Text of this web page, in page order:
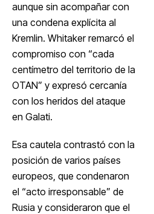
aunque sin acompañar con
una condena explícita al
Kremlin. Whitaker remarcó el
compromiso con “cada
centímetro del territorio de la
OTAN” y expresó cercanía
con los heridos del ataque
en Galati.
Esa cautela contrastó con la
posición de varios países
europeos, que condenaron
el “acto irresponsable” de
Rusia y consideraron que el